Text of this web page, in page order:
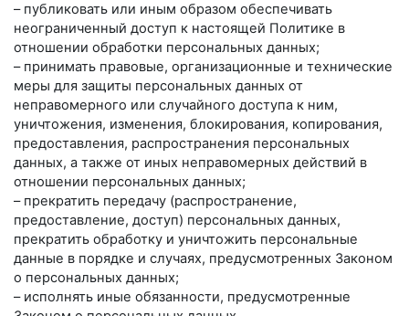
– публиковать или иным образом обеспечивать
неограниченный доступ к настоящей Политике в
отношении обработки персональных данных;
– принимать правовые, организационные и технические
меры для защиты персональных данных от
неправомерного или случайного доступа к ним,
уничтожения, изменения, блокирования, копирования,
предоставления, распространения персональных
данных, а также от иных неправомерных действий в
отношении персональных данных;
– прекратить передачу (распространение,
предоставление, доступ) персональных данных,
прекратить обработку и уничтожить персональные
данные в порядке и случаях, предусмотренных Законом
о персональных данных;
– исполнять иные обязанности, предусмотренные